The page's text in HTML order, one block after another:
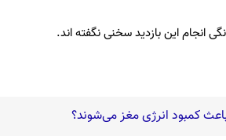
انجام این بازدید سخنی نگفته اند.
کمبود انرژی مغز می‌شوند؟